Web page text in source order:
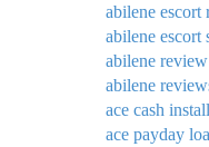
abilene escort
abilene escort
abilene review
abilene
ace cash
ace payday